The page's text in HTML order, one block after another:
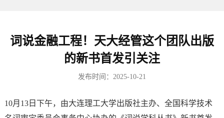
词说金融工程！天大经管这个团队出版
的新书首发引关注
发布时间：2025-10-21
10月13日下午，由大连理工大学出版社主办、全国科学技术